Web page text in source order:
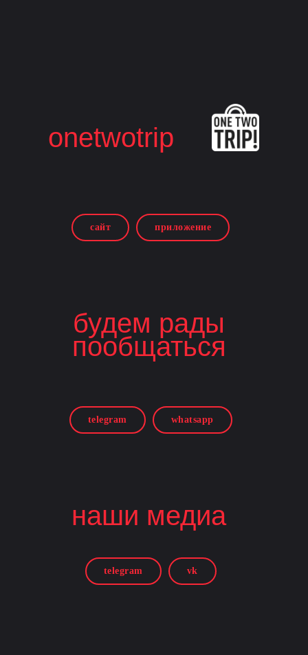
onetwotrip
сайт приложение
будем рады
пообщаться
telegram whatsapp
наши медиа
telegram vk